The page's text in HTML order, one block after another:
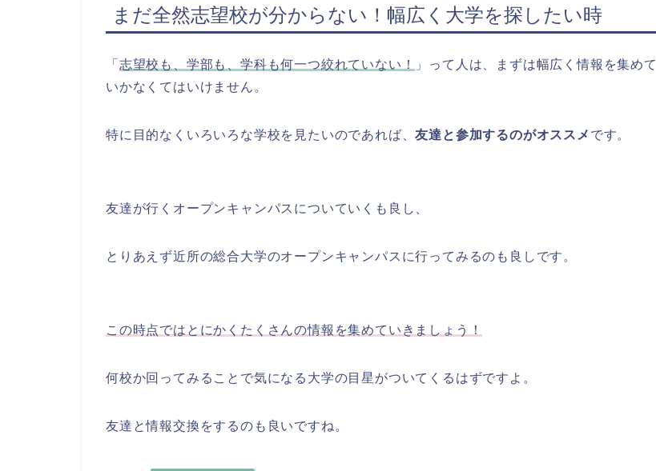
まだ全然志望校が分からない！幅広く大学を探したい時
「 志望校も、学部も、学科も何一つ絞れていない！
」って人は、まずは幅広く情報を集めて
いかなくてはいけません。
特に目的なくいろいろな学校を見たいのであれば、友達と参加するのがオススメ です。
友達が行くオープンキャンパスについていくも良し、
とりあえず近所の総合大学のオープンキャンパスに行ってみるのも良しです。
この時点ではとにかくたくさんの情報を集めていきましょう！
何校か回ってみることで気になる大学の目星がついてくるはずですよ。
友達と情報交換をするのも良いですね。